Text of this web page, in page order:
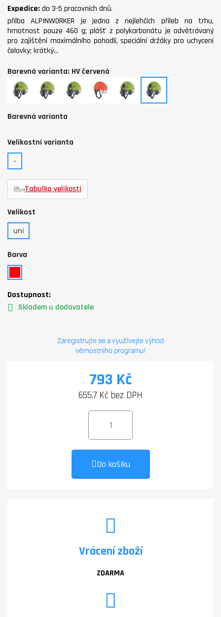
Expedice: do 3-5 pracovních dnů.
přilba ALPINWORKER je jedna z nejlehčích přileb na trhu,
hmotnost pouze 460 g; plášť z polykarbonátu je odvětrávaný
pro zajištění maximálního pohodlí, speciální držáky pro uchycení
čelovky; krátký…
Barevná varianta: HV červená
žlutá modrá bílá
HV
oranžová
HV
žlutá
HV
červená
Barevná varianta
Velikostní varianta
-
Tabulka velikostí
Velikost
uni
Barva
Dostupnost:
Skladem u dodavatele
Zaregistrujte se a využívejte výhod
věrnostního programu!
793 Kč
655.7 Kč bez DPH
Do košíku
Vrácení zboží
ZDARMA